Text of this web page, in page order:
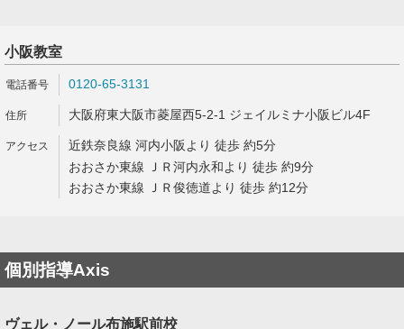
小阪教室
0120-65-3131
大阪府東大阪市菱屋西5-2-1 ジェイルミナ小阪ビル4F
近鉄奈良線 河内小阪より 徒歩 約5分
おおさか東線 ＪＲ河内永和より 徒歩 約9分
おおさか東線 ＪＲ俊徳道より 徒歩 約12分
個別指導Axis
ヴェル・ノール布施駅前校